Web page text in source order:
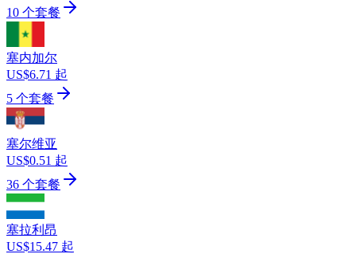
10 个套餐
塞内加尔
US$6.71 起
5 个套餐
塞尔维亚
US$0.51 起
36 个套餐
塞拉利昂
US$15.47 起